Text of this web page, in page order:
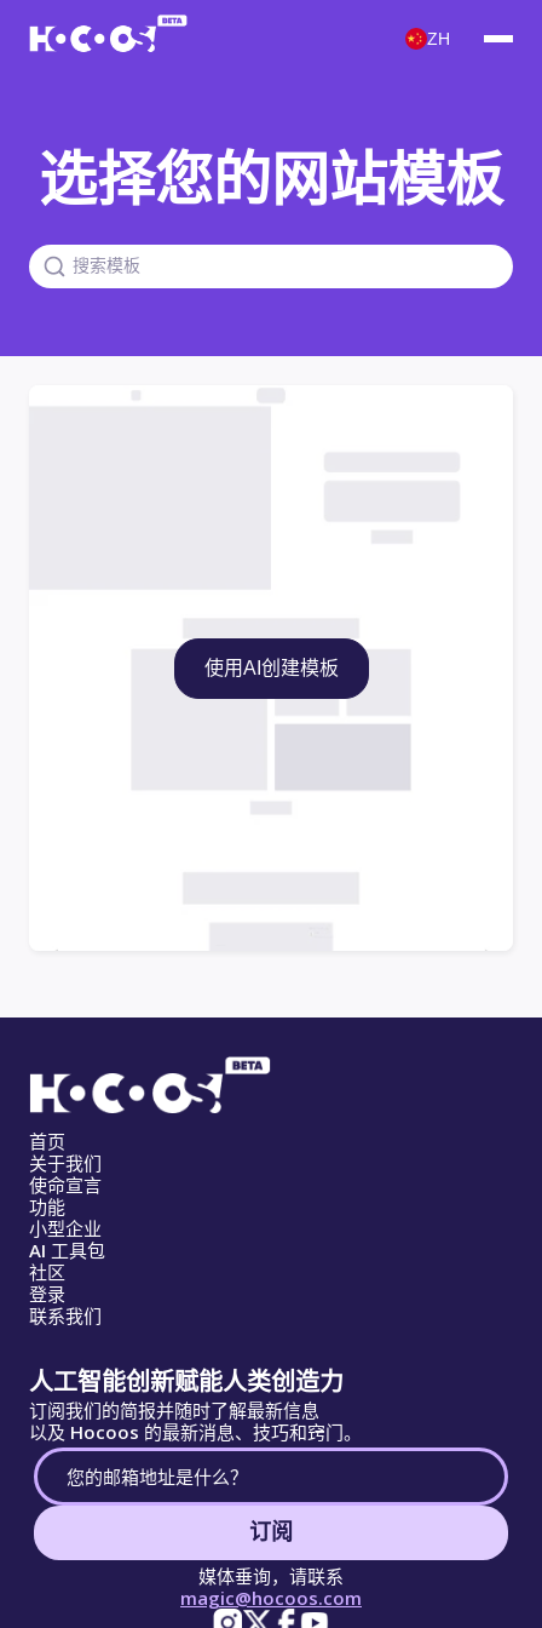
ZH
选择您的网站模板
使用AI创建模板
首页
关于我们
使命宣言
功能
小型企业
AI 工具包
社区
登录
联系我们
人工智能创新赋能人类创造力
订阅我们的简报并随时了解最新信息
以及 Hocoos 的最新消息、技巧和窍门。
订阅
媒体垂询，请联系
magic@hocoos.com